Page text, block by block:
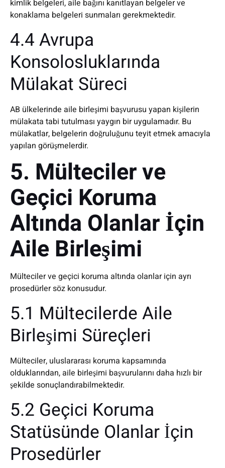
kimlik belgeleri, aile bağını kanıtlayan belgeler ve
konaklama belgeleri sunmaları gerekmektedir.
4.4 Avrupa
Konsolosluklarında
Mülakat Süreci
AB ülkelerinde aile birleşimi başvurusu yapan kişilerin
mülakata tabi tutulması yaygın bir uygulamadır. Bu
mülakatlar, belgelerin doğruluğunu teyit etmek amacıyla
yapılan görüşmelerdir.
5. Mülteciler ve
Geçici Koruma
Altında Olanlar İçin
Aile Birleşimi
Mülteciler ve geçici koruma altında olanlar için ayrı
prosedürler söz konusudur.
5.1 Mültecilerde Aile
Birleşimi Süreçleri
Mülteciler, uluslararası koruma kapsamında
olduklarından, aile birleşimi başvurularını daha hızlı bir
şekilde sonuçlandırabilmektedir.
5.2 Geçici Koruma
Statüsünde Olanlar İçin
Prosedürler